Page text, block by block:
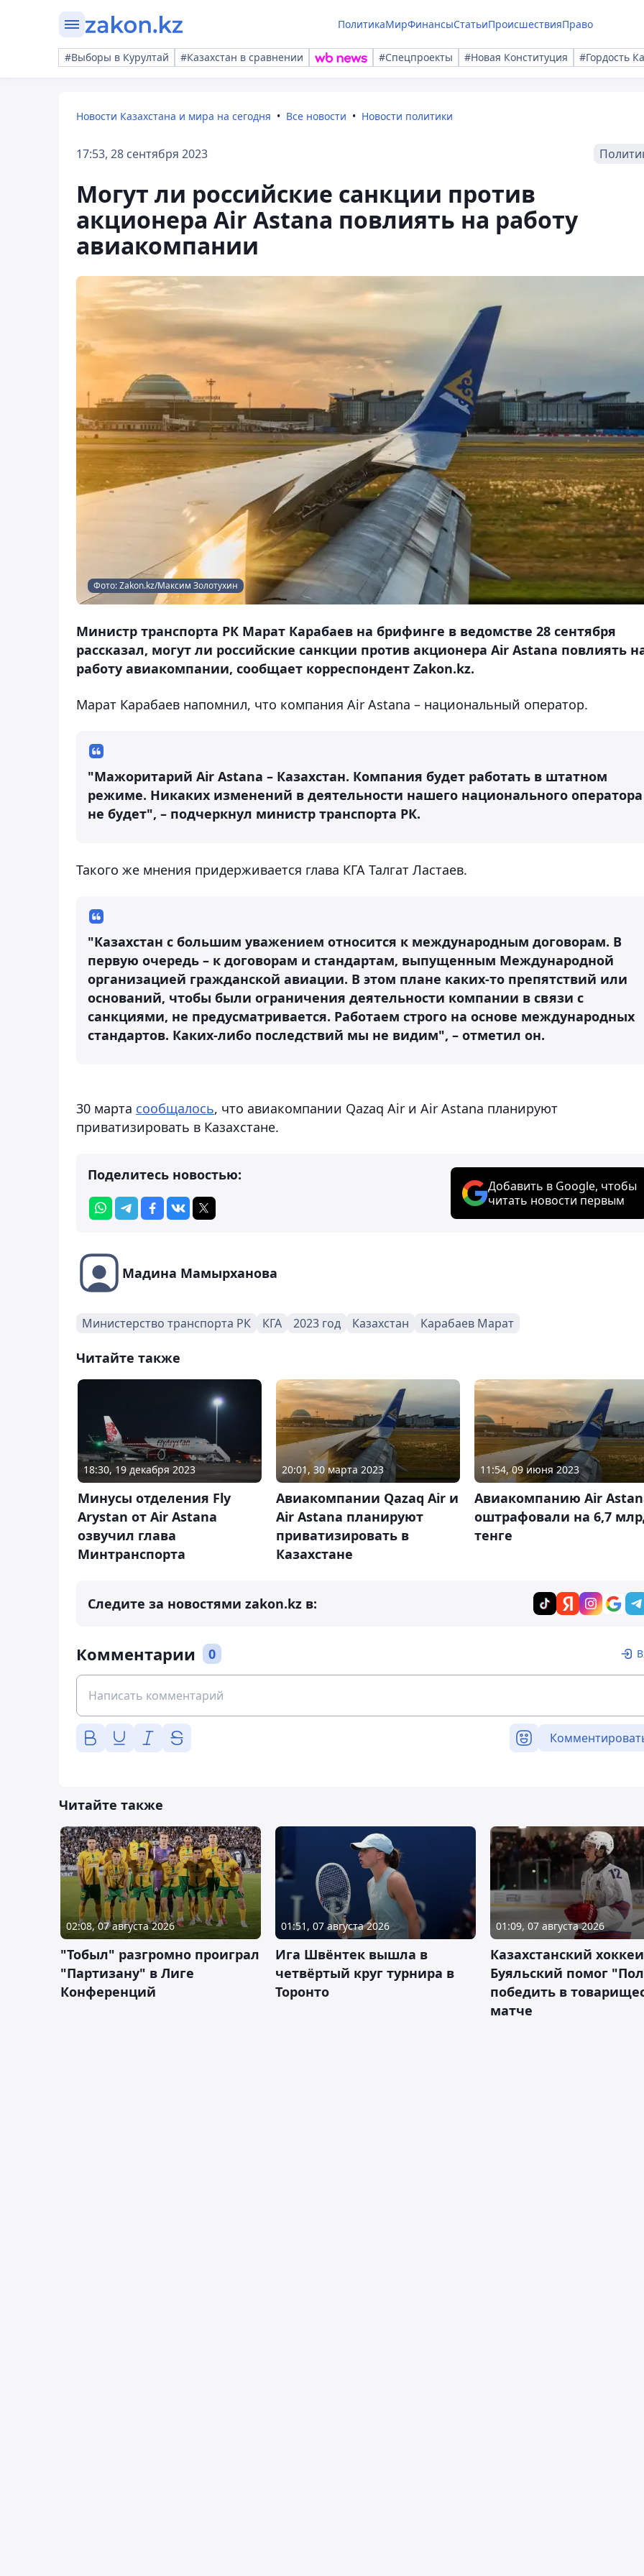
ПолитикаМирФинансыСтатьиПроисшествияПраво
#Выборы в Курултай #Казахстан в сравнении #Спецпроекты #Новая Конституция #Гордость
Новости Казахстана и мира на сегодня Все новости Новости политики
17:53, 28 сентября 2023
Могут ли российские санкции против
акционера Air Astana повлиять на работу
авиакомпании
Фото: Zakon.kz/Максим Золотухин
Министр транспорта РК Марат Карабаев на брифинге в ведомстве 28 сентября
рассказал, могут ли российские санкции против акционера Air Astana повлиять
работу авиакомпании, сообщает корреспондент Zakon.kz.
Марат Карабаев напомнил, что компания Air Astana – национальный оператор.
"Мажоритарий Air Astana – Казахстан. Компания будет работать в штатном
режиме. Никаких изменений в деятельности нашего национального оператора
не будет", – подчеркнул министр транспорта РК.
Такого же мнения придерживается глава КГА Талгат Ластаев.
"Казахстан с большим уважением относится к международным договорам. В
первую очередь – к договорам и стандартам, выпущенным Международной
организацией гражданской авиации. В этом плане каких-то препятствий или
оснований, чтобы были ограничения деятельности компании в связи с
санкциями, не предусматривается. Работаем строго на основе международных
стандартов. Каких-либо последствий мы не видим", – отметил он.
30 марта сообщалось, что авиакомпании Qazaq Air и Air Astana планируют
приватизировать в Казахстане.
Поделитесь новостью:
Добавить в Google, чтобы
читать новости первым
Мадина Мамырханова
Министерство транспорта РК КГА 2023 год Казахстан Карабаев Марат
Читайте также
18:30, 19 декабря 2023
Минусы отделения Fly
Arystan от Air Astana
озвучил глава
Минтранспорта
20:01, 30 марта 2023
Авиакомпании Qazaq Air и
Air Astana планируют
приватизировать в
Казахстане
11:54, 09 июня 2023
Авиакомпанию Air
оштрафовали на 6,7
тенге
Следите за новостями zakon.kz в:
Комментарии 0
Читайте также
02:08, 07 августа 2026
"Тобыл" разгромно проиграл
"Партизану" в Лиге
Конференций
01:51, 07 августа 2026
Ига Швёнтек вышла в
четвёртый круг турнира в
Торонто
01:09, 07 августа 2026
Казахстанский
Буяльский помог
победить в
матче